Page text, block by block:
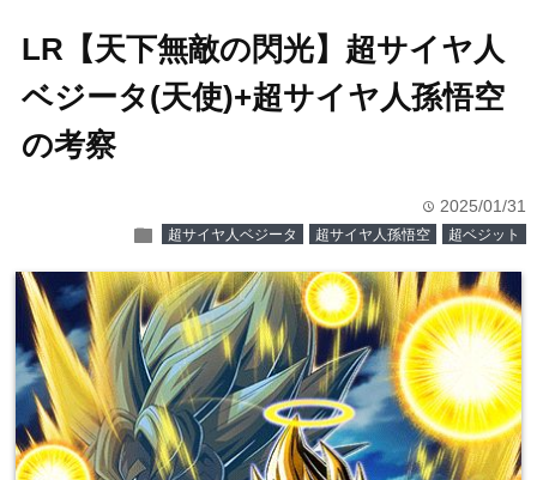
LR【天下無敵の閃光】超サイヤ人
ベジータ(天使)+超サイヤ人孫悟空
の考察
time 2025/01/31
folder 超サイヤ人ベジータ 超サイヤ人孫悟空 超ベジット